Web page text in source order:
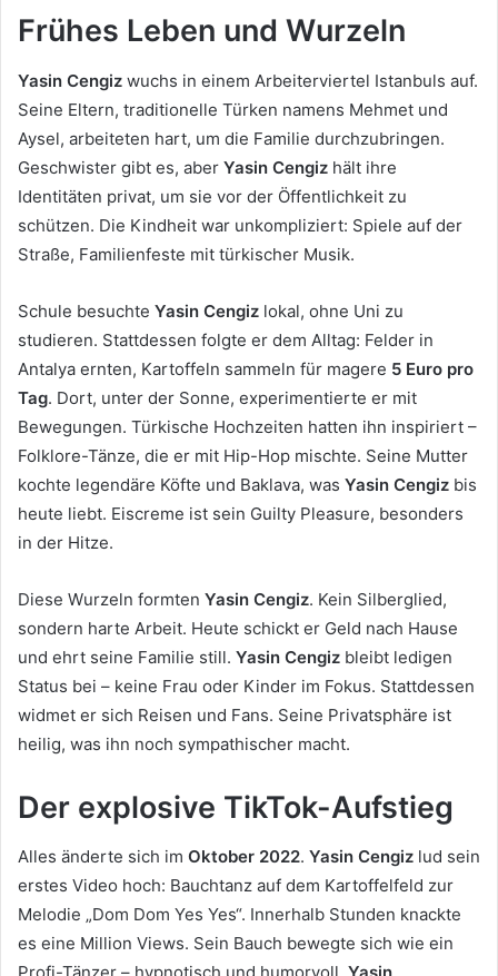
Frühes Leben und Wurzeln
Yasin Cengiz wuchs in einem Arbeiterviertel Istanbuls auf.
Seine Eltern, traditionelle Türken namens Mehmet und
Aysel, arbeiteten hart, um die Familie durchzubringen.
Geschwister gibt es, aber Yasin Cengiz hält ihre
Identitäten privat, um sie vor der Öffentlichkeit zu
schützen. Die Kindheit war unkompliziert: Spiele auf der
Straße, Familienfeste mit türkischer Musik.
Schule besuchte Yasin Cengiz lokal, ohne Uni zu
studieren. Stattdessen folgte er dem Alltag: Felder in
Antalya ernten, Kartoffeln sammeln für magere 5 Euro pro
Tag. Dort, unter der Sonne, experimentierte er mit
Bewegungen. Türkische Hochzeiten hatten ihn inspiriert –
Folklore-Tänze, die er mit Hip-Hop mischte. Seine Mutter
kochte legendäre Köfte und Baklava, was Yasin Cengiz bis
heute liebt. Eiscreme ist sein Guilty Pleasure, besonders
in der Hitze.
Diese Wurzeln formten Yasin Cengiz. Kein Silberglied,
sondern harte Arbeit. Heute schickt er Geld nach Hause
und ehrt seine Familie still. Yasin Cengiz bleibt ledigen
Status bei – keine Frau oder Kinder im Fokus. Stattdessen
widmet er sich Reisen und Fans. Seine Privatsphäre ist
heilig, was ihn noch sympathischer macht.
Der explosive TikTok-Aufstieg
Alles änderte sich im Oktober 2022. Yasin Cengiz lud sein
erstes Video hoch: Bauchtanz auf dem Kartoffelfeld zur
Melodie „Dom Dom Yes Yes“. Innerhalb Stunden knackte
es eine Million Views. Sein Bauch bewegte sich wie ein